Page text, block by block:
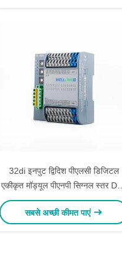
32di इनपुट द्विदिश पीएलसी डिजिटल
एकीकृत मॉड्यूल पीएनपी सिग्नल स्तर DN-
S000-CNNN
सबसे अच्छी कीमत पाएं